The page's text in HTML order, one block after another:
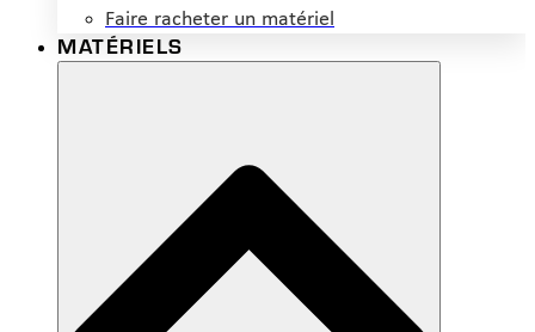
Faire racheter un matériel
MATÉRIELS